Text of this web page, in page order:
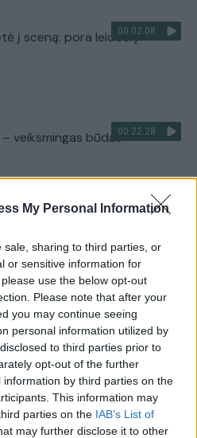
My Personal Information
sale, sharing to third parties, or
or sensitive information for
use the below opt-out
Please note that after your
you may continue seeing
personal information utilized by
to third parties prior to
opt-out of the further
by third parties on the
This information may
parties on the IAB’s List of
may further disclose it to other
00:02:08
į sceną: pora leidosi į
00:22:28
veiksmingas būdas
įrašai